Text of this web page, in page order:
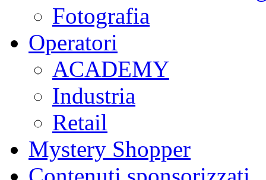
Fotografia
Operatori
ACADEMY
Industria
Retail
Mystery Shopper